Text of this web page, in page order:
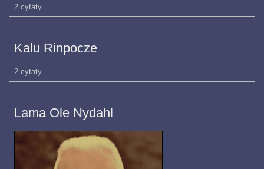
2 cytaty
Kalu Rinpocze
2 cytaty
Lama Ole Nydahl